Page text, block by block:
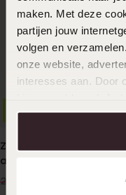
maken. Met deze
partijen jouw
volgen en
onze website,
interesses aan. Door
aanpassen. Lees er
Zilveren oorknoppen
asymetrisch met zirkonia
voor dames
24.99
-20%